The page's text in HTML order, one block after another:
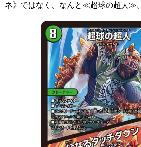
ネ》 ではなく、なんと≪超球の超人≫。